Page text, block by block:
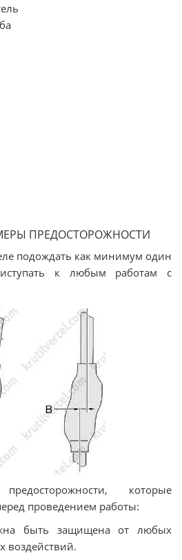
ПРЕДОСТОРОЖНОСТИ
подождать как минимум один
к любым работам с
которые
проведением работы:
быть защищена от любых
воздействий.